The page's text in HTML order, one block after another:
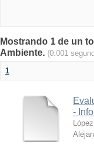
Mostrando 1 de un
Ambiente. (0.001
1
-